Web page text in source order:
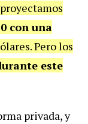
con una
Pero los
este
privada, y